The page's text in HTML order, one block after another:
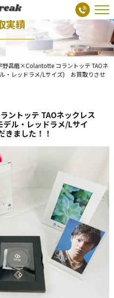
実績
野昌磨×Colantotte コラントッテ TAOネ
・レッドラメ/Lサイズ) お買取りさせ
トッテ TAOネックレス
ル・レッドラメ/Lサイ
ました！！